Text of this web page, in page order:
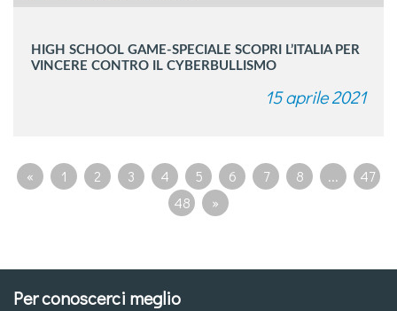
HIGH SCHOOL GAME-SPECIALE SCOPRI L’ITALIA PER
VINCERE CONTRO IL CYBERBULLISMO
15 aprile 2021
« 1 2 3 4 5 6 7 8 ...
47
48
»
Per conoscerci meglio